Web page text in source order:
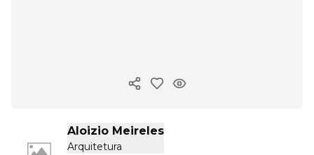
Copiar link
Aloizio Meireles
Arquitetura